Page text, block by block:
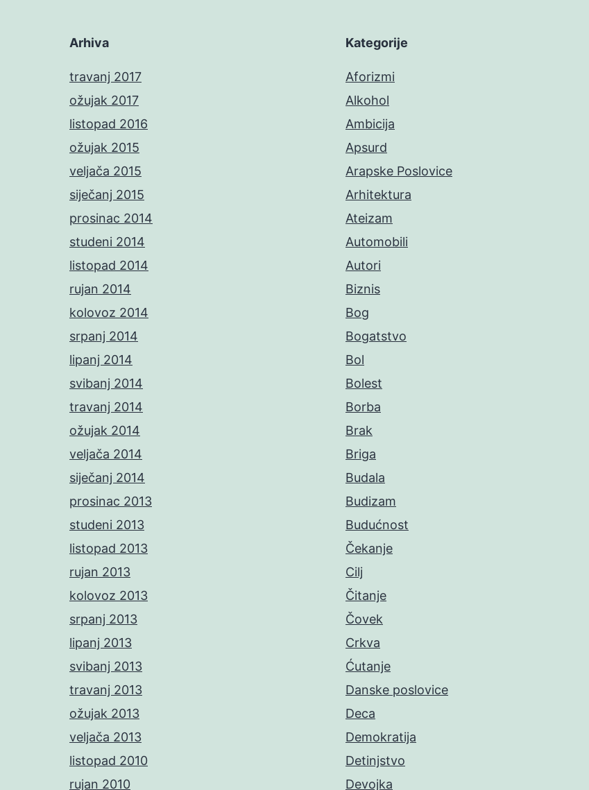
Arhiva
travanj 2017
ožujak 2017
listopad 2016
ožujak 2015
veljača 2015
siječanj 2015
prosinac 2014
studeni 2014
listopad 2014
rujan 2014
kolovoz 2014
srpanj 2014
lipanj 2014
svibanj 2014
travanj 2014
ožujak 2014
veljača 2014
siječanj 2014
prosinac 2013
studeni 2013
listopad 2013
rujan 2013
kolovoz 2013
srpanj 2013
lipanj 2013
svibanj 2013
travanj 2013
ožujak 2013
veljača 2013
listopad 2010
rujan 2010
Kategorije
Aforizmi
Alkohol
Ambicija
Apsurd
Arapske Poslovice
Arhitektura
Ateizam
Automobili
Autori
Biznis
Bog
Bogatstvo
Bol
Bolest
Borba
Brak
Briga
Budala
Budizam
Budućnost
Čekanje
Cilj
Čitanje
Čovek
Crkva
Ćutanje
Danske poslovice
Deca
Demokratija
Detinjstvo
Devojka